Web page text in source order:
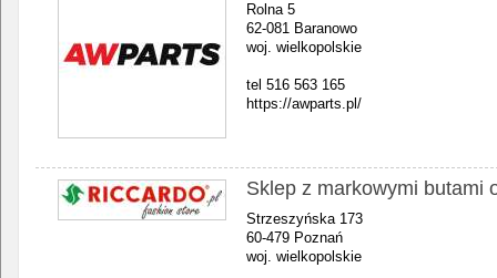
Rolna 5
62-081 Baranowo
woj. wielkopolskie
tel 516 563 165
https://awparts.pl/
Sklep z markowymi butami
Strzeszyńska 173
60-479 Poznań
woj. wielkopolskie